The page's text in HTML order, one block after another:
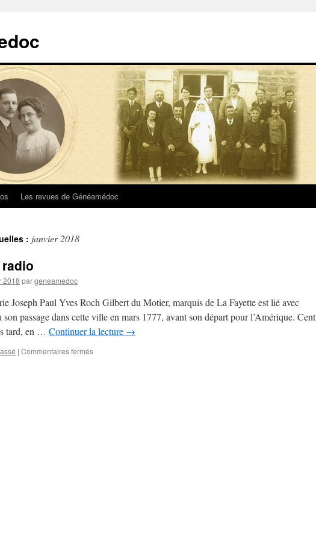
Les revues de Généamédoc
: janvier 2018
2018 pargeneamedoc
Joseph Paul Yves Roch Gilbert du Motier, marquis de La Fayette est lié avec
passage dans cette ville en mars 1777, avant son départ pour l’Amérique. Cent
tard, en … Continuer la lecture →
| Commentaires ferméssur